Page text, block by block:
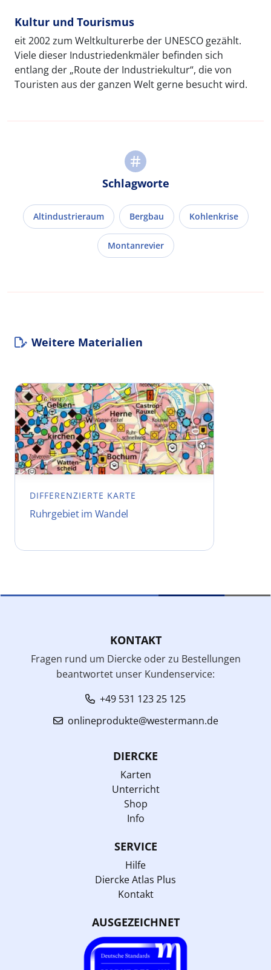
Kultur und Tourismus
eit 2002 zum Weltkulturerbe der UNESCO gezählt.
Viele dieser Industriedenkmäler befinden sich
entlang der „Route der Industriekultur“, die von
Touristen aus der ganzen Welt gerne besucht wird.
Schlagworte
Altindustrieraum Bergbau Kohlenkrise
Montanrevier
Weitere Materialien
DIFFERENZIERTE KARTE
Ruhrgebiet im Wandel
KONTAKT
Fragen rund um Diercke oder zu Bestellungen
beantwortet unser Kundenservice:
+49 531 123 25 125
onlineprodukte@westermann.de
DIERCKE
Karten
Unterricht
Shop
Info
SERVICE
Hilfe
Diercke Atlas Plus
Kontakt
AUSGEZEICHNET